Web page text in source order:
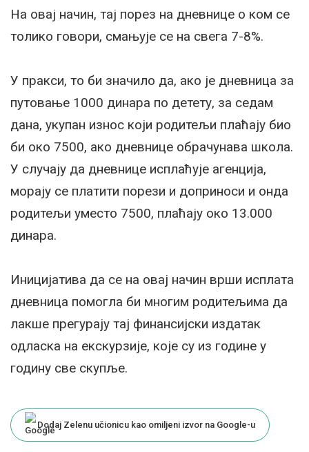
На овај начин, тај порез на дневнице о ком се
толико говори, смањује се на свега 7-8%.
У пракси, то би значило да, ако је дневница за
путовање 1000 динара по детету, за седам
дана, укупан износ који родитељи плаћају био
би око 7500, ако дневнице обрачунава школа.
У случају да дневнице исплаћује агенција,
морају се платити порези и доприноси и онда
родитељи уместо 7500, плаћају око 13.000
динара.
Иницијатива да се на овај начин врши исплата
дневница помогла би многим родитељима да
лакше прегурају тај финансијски издатак
одласка на екскурзије, које су из године у
годину све скупље.
Dodaj Zelenu učionicu kao omiljeni izvor na Google-u